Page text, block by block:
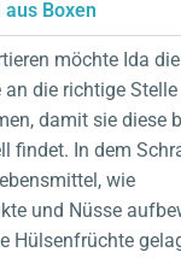
aus Boxen
möchte Ida die
die richtige
damit sie diese
findet. In dem
wie
und Nüsse
Hülsenfrüchte